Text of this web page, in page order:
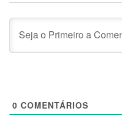
0 COMENTÁRIOS